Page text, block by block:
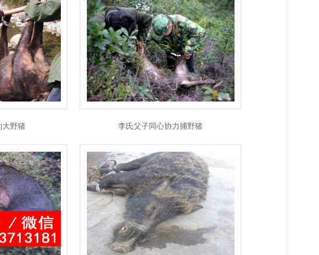
大野猪 李氏父子同心协力捕野猪